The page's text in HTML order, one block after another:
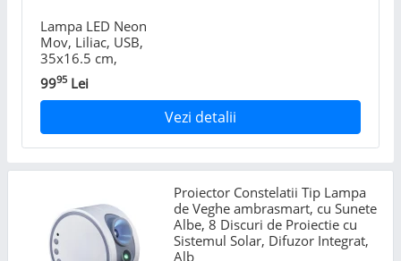
Lampa LED Neon
Mov, Liliac, USB,
35x16.5 cm,
Decor de
Halloween
9995 Lei
Vezi detalii
Proiector Constelatii Tip Lampa
de Veghe ambrasmart, cu Sunete
Albe, 8 Discuri de Proiectie cu
Sistemul Solar, Difuzor Integrat,
Alb